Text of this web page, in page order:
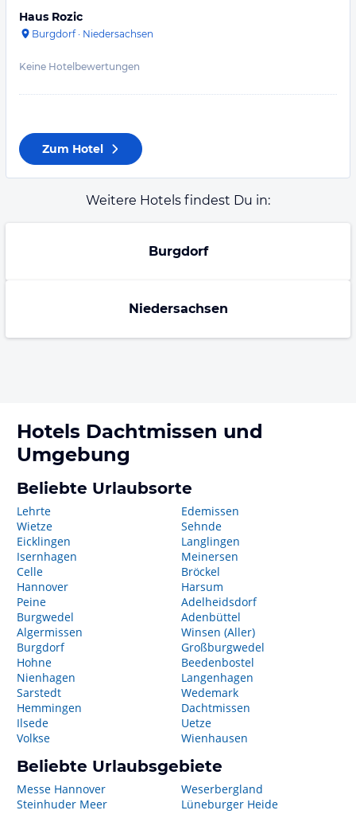
Haus Rozic
Burgdorf· Niedersachsen
Keine Hotelbewertungen
Zum Hotel
Weitere Hotels findest Du in:
Burgdorf
Niedersachsen
Hotels Dachtmissen und
Umgebung
Beliebte Urlaubsorte
Lehrte
Wietze
Eicklingen
Isernhagen
Celle
Hannover
Peine
Burgwedel
Algermissen
Burgdorf
Hohne
Nienhagen
Sarstedt
Hemmingen
Ilsede
Volkse
Edemissen
Sehnde
Langlingen
Meinersen
Bröckel
Harsum
Adelheidsdorf
Adenbüttel
Winsen (Aller)
Großburgwedel
Beedenbostel
Langenhagen
Wedemark
Dachtmissen
Uetze
Wienhausen
Beliebte Urlaubsgebiete
Messe Hannover
Steinhuder Meer
Weserbergland
Lüneburger Heide